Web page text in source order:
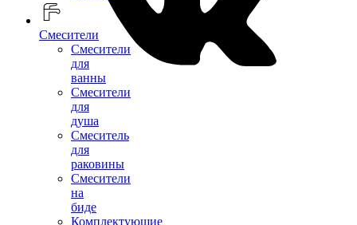
Смесители
Смесители
для
ванны
Смесители
для
душа
Смеситель
для
раковины
Смесители
на
биде
Комплектующие